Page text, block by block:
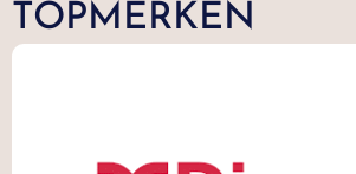
TOPMERKEN